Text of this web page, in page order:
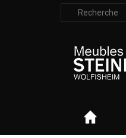
Rechercher
: